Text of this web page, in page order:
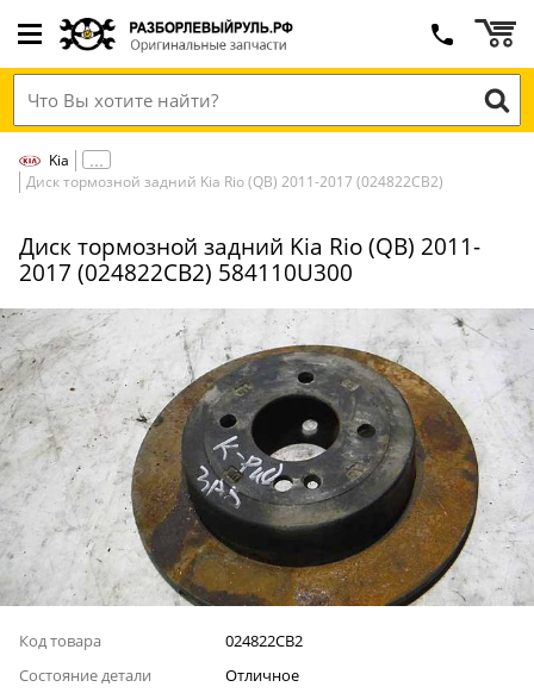
Kia
Диск тормозной задний Kia Rio (QB) 2011-2017 (024822СВ2)
Диск тормозной задний Kia Rio (QB) 2011-
2017 (024822СВ2) 584110U300
Код товара
024822СВ2
Состояние детали
Отличное